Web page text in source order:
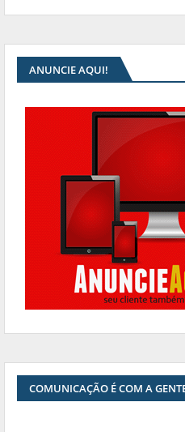
ANUNCIE AQUI!
COMUNICAÇÃO É COM A